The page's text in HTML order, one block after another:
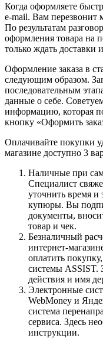
Когда оформляете
e-mail. Вам перезвонит
По результатам
оформления товара на
только ждать доставки
Оформление заказа в
следующим образом.
последовательным
данные о себе.
информацию, которая
кнопку «Оформить
Оплачивайте покупки
магазине доступно 3
Наличные при
Специалист
уточнить время и
купюры. Вы
документы,
товар и чек.
Безналичный
интернет-
оплатить
системы ASSIST.
действия и имя
Электронные
WebMoney и
система
сервиса. Здесь
инструкции.